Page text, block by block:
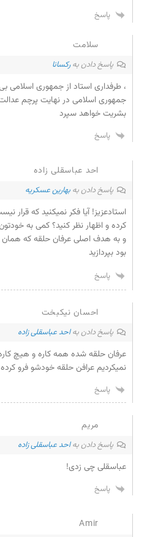
پاسخ
سلامت
پاسخ دادن بهرکسانا
، طرفداری استاد از جمهوری
جمهوری اسلامی در نهایت پرچم
بشریت خواهد سپرد
پاسخ
احد عباسقلی زاده
پاسخ دادن به بهارین عسکریه
استادعزیز! آیا فکر نمیکنید که
کرده و اظهار نظر کنید؟ کمی به
و به هدف اصلی عرفان حلقه که همان
بود بپردازید
پاسخ
احسان نیکبخت
پاسخ دادن بهاحد عباسقلی زاده
عرفان حلقه شده همه کاره و هیچ
نمیکردیم عرافن حلقه خودشو فرو
پاسخ
مریم
پاسخ دادن بهاحد عباسقلی زاده
عباسقلی چی زدی!
پاسخ
Amir